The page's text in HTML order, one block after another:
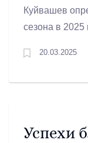
Куйвашев
сезона в 2025
принял на
20.03.2025
Успехи